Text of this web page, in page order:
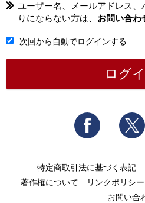
ユーザー名、メールアドレス
りにならない方は、 お問い合わ
次回から自動でログインする
Facebook
特定商取引法に基づく表記
著作権について
リンクポリシー
お問い合